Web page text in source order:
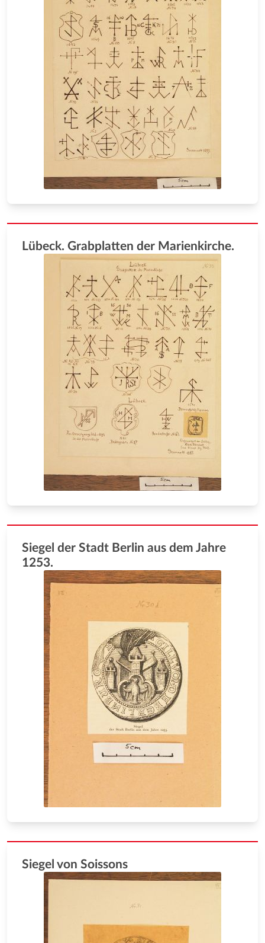
Lübeck. Grabplatten der Marienkirche.
Siegel der Stadt Berlin aus dem Jahre
1253.
Siegel von Soissons